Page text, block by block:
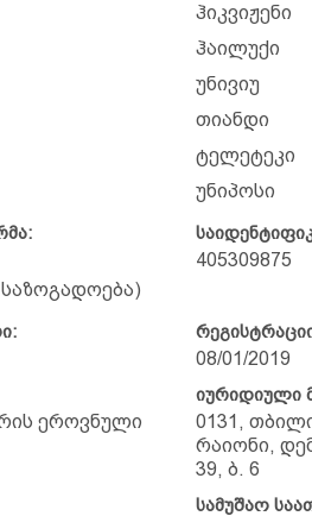
ჰიკვიჟენი
ჰაილუქი
უნივიუ
თიანდი
ტელეტეკი
უნიპოსი
405309875
08/01/2019
ეროვნული
იურიდიული
0131,
რაიონი,
39, ბ. 6
სამუშაო